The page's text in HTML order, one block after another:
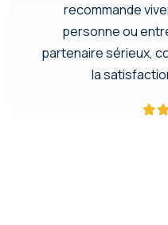
recommande
personne ou
partenaire sérieux,
la